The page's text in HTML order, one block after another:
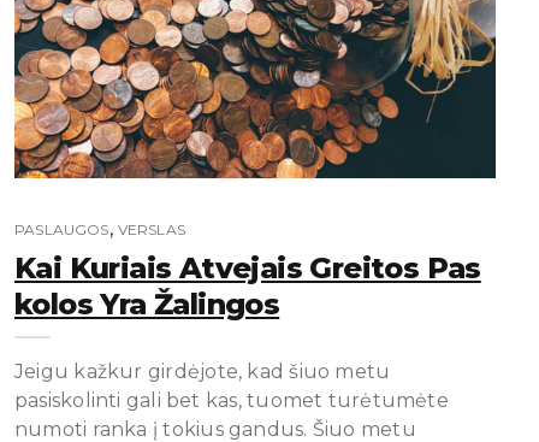
PASLAUGOS, VERSLAS
Kai Kuriais Atvejais Greitos Pas
Kolos Yra Žalingos
Jeigu kažkur girdėjote, kad šiuo metu
pasiskolinti gali bet kas, tuomet turėtumėte
numoti ranka į tokius gandus. Šiuo metu